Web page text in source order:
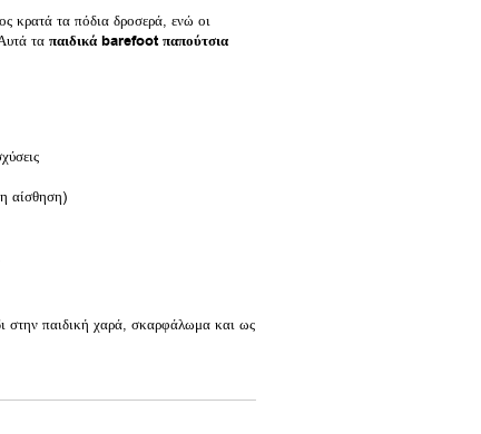
κρατά τα πόδια δροσερά, ενώ οι
τα παιδικά barefoot παπούτσια
αίσθηση)
στην παιδική χαρά, σκαρφάλωμα και ως